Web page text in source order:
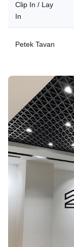
Clip In / Lay
In
Petek Tavan